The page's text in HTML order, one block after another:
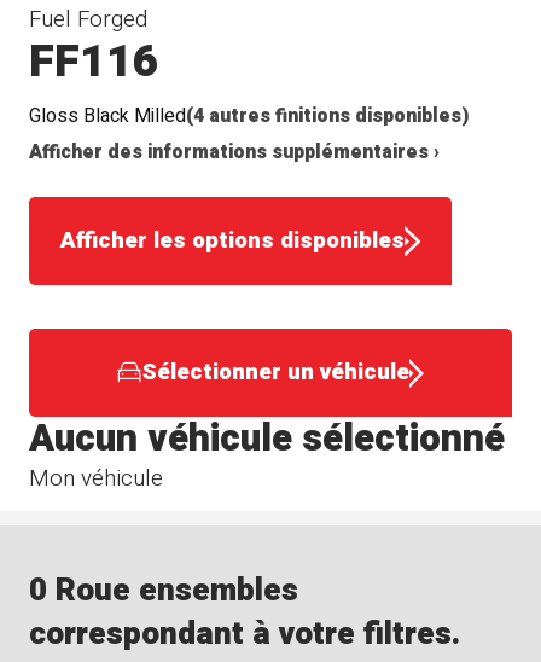
Fuel Forged
FF116
Gloss Black Milled(4 autres finitions disponibles)
Afficher des informations supplémentaires ›
Afficher les options disponibles
Sélectionner un véhicule
Mon véhicule
Aucun véhicule sélectionné
0 Roue ensembles
correspondant à votre filtres.